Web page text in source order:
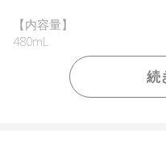
【内容量】
480mL
【容器サイズ】
H224×W78×D57mm
続